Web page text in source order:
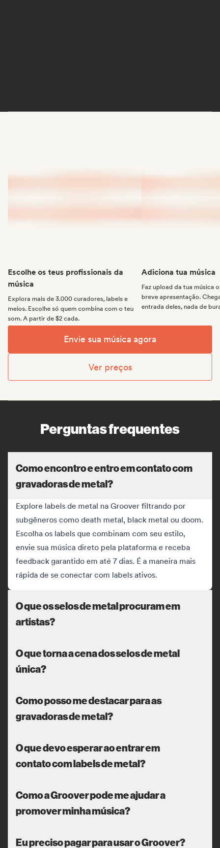
Escolhe os teus profissionais da
música
Explora mais de 3.000 curadores, labels e
meios. Escolhe só quem combina com o teu
som. A partir de $2 cada.
Adiciona tua música
Faz upload da tua música
breve apresentação.
entrada deles, nada de
Envie sua música agora
Ver preços
Perguntas frequentes
Como encontro e entro em contato com
gravadoras de metal?
Explore labels de metal na Groover filtrando por
subgêneros como death metal, black metal ou doom.
Escolha os labels que combinam com seu estilo,
envie sua música direto pela plataforma e receba
feedback garantido em até 7 dias. É a maneira mais
rápida de se conectar com labels ativos.
O que os selos de metal procuram em
artistas?
O que torna a cena dos selos de metal
única?
Como posso me destacar para as
gravadoras de metal?
O que devo esperar ao entrar em
contato com labels de metal?
Como a Groover pode me ajudar a
promover minha música?
Eu preciso pagar para usar o Groover?